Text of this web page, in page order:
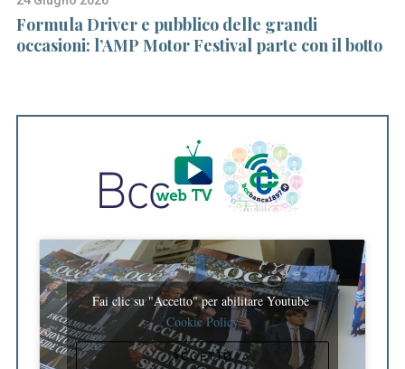
Formula Driver e pubblico delle grandi
occasioni: l’AMP Motor Festival parte con il botto
Fai clic su "Accetto" per abilitare Youtube
Cookie Policy
ACCETTO